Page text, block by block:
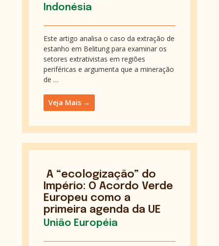
Indonésia
Este artigo analisa o caso da extração de
estanho em Belitung para examinar os
setores extrativistas em regiões
periféricas e argumenta que a mineração
de …
Veja Mais →
A “ecologização” do
Império: O Acordo Verde
Europeu como a
primeira agenda da UE
União Européia